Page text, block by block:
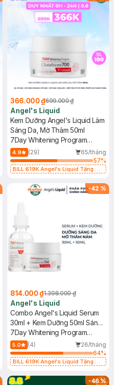
366.000 ₫699.000 ₫
Angel's Liquid
Kem Dưỡng Angel's Liquid Làm
Sáng Da, Mờ Thâm 50ml
7Day Whitening Program
Glutathione 700 V-Cream
4.9 (29)
65/tháng
57%
BILL 619K Angel's Liquid Tặng 01
Sáng Da 30g (SL có hạn)
-42 %
814.000 ₫1.398.000 ₫
Angel's Liquid
Combo Angel's Liquid Serum
30ml + Kem Dưỡng 50ml Sáng
Da Chuyên Sâu
7Day Whitening Program
Glutathione 700 V-Ampoule &
V-Cream
5.0 (4)
26/tháng
64%
BILL 619K Angel's Liquid Tặng 01
Sáng Da 30g (SL có hạn)
-46%